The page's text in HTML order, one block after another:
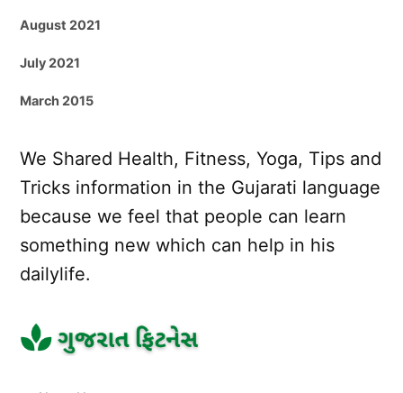
August 2021
July 2021
March 2015
We Shared Health, Fitness, Yoga, Tips and
Tricks information in the Gujarati language
because we feel that people can learn
something new which can help in his
dailylife.